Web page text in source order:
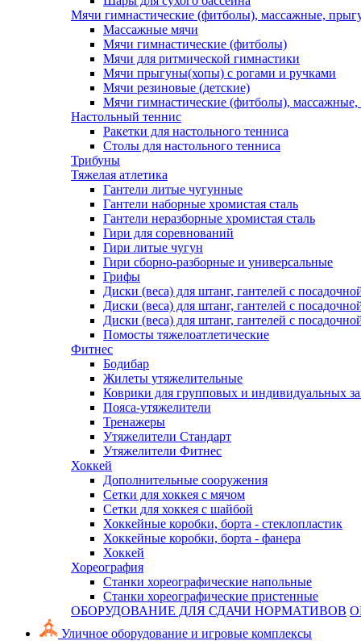
Мячи гимнастические (фитболы), массажные,
Массажные мячи
Мячи гимнастические (фитболы)
Мячи для ритмической гимнастики
Мячи прыгуны(хопы) с рогами и ручками
Мячи резиновые (детские)
Мячи гимнастические (фитболы),
Настольный теннис
Ракетки для настольного тенниса
Столы для настольного тенниса
Трибуны
Тяжелая атлетика
Гантели литые чугунные
Гантели наборные хромистая сталь
Гантели неразборные хромистая сталь
Гири для соревнований
Гири литые чугун
Гири сборно-разборные и универсальные
Грифы
Диски (веса) для штанг, гантелей с
Диски (веса) для штанг, гантелей с
Диски (веса) для штанг, гантелей с
Помосты тяжелоатлетические
Фитнес
Бодибар
Жилеты утяжелительные
Коврики для групповых и индивидуальных
Пояса-утяжелители
Тренажеры
Утяжелители Стандарт
Утяжелители Фитнес
Хоккей
Дополнительные сооружения
Сетки для хоккея с мячом
Сетки для хоккея с шайбой
Хоккейные коробки, борта - стеклопластик
Хоккейные коробки, борта - фанера
Хоккей
Хореография
Станки хореографические напольные
Станки хореографические пристенные
ОБОРУДОВАНИЕ ДЛЯ СДАЧИ НОРМАТИВОВ
Уличное оборудование и игровые комплексы